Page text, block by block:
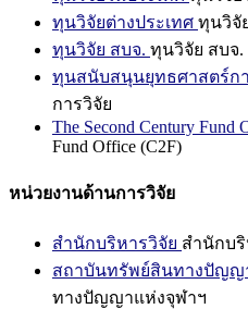
ทุนวิจัยต่างประเทศ ทุนวิจั
ทุนวิจัย สบจ. ทุนวิจัย สบจ.
ทุนสนับสนุนยุทธศาสตร์ก
การวิจัย
The Second Century Fund
Fund Office (C2F)
หน่วยงานด้านการวิจัย
สำนักบริหารวิจัย สำนักบ
สถาบันทรัพย์สินทางปัญญ
ทางปัญญาแห่งจุฬาฯ